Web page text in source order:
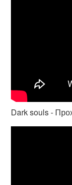
Dark souls -